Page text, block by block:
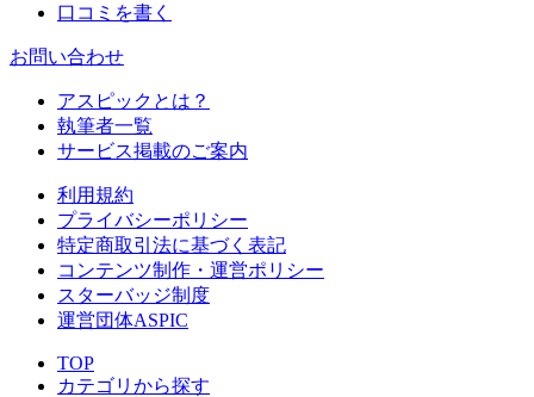
口コミを書く
お問い合わせ
アスピックとは？
執筆者一覧
サービス掲載のご案内
利用規約
プライバシーポリシー
特定商取引法に基づく表記
コンテンツ制作・運営ポリシー
スターバッジ制度
運営団体ASPIC
TOP
カテゴリから探す